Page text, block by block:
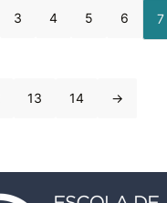
3 4 5 6 7
13 14 →